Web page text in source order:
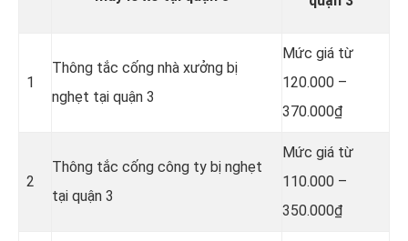
1
Thông tắc cống nhà xưởng bị
nghẹt tại quận 3
Mức giá từ
120.000 –
370.000₫
2
Thông tắc cống công ty bị nghẹt
tại quận 3
Mức giá từ
110.000 –
350.000₫